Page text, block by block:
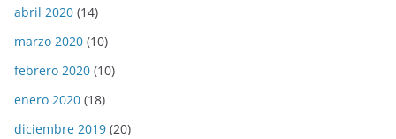
abril 2020 (14)
marzo 2020 (10)
febrero 2020 (10)
enero 2020 (18)
diciembre 2019 (20)